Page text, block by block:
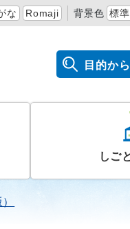
な Romaji 背景色 標準
目的か
しご